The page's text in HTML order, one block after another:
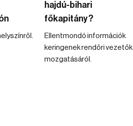
hajdú-bihari
főkapitány?
Ellentmondó információk
keringenek rendőri vezetők
mozgatásáról.